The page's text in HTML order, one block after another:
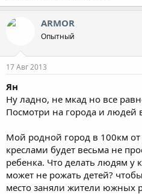
ARMOR
Опытный
17 Авг 2013
Ян
Ну ладно, не мкад но все
Посмотри на города и людей
Мой родной город в 100км
креслами будет весьма не
ребенка. Что делать людям у
может не рожать детей?
место заняли жители южных